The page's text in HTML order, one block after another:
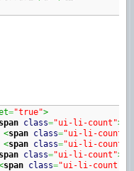
="true">
span class="ui-li-count">
<span class="ui-li-count"
<span class="ui-li-count"
span class="ui-li-count">
span class="ui-li-count"